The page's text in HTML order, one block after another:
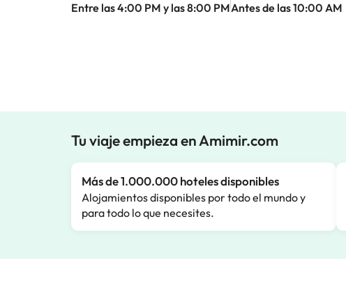
Entre las 4:00 PM y las 8:00 PMAntes de las 10:00 AM
Tu viaje empieza en Amimir.com
Más de 1.000.000 hoteles disponibles
Alojamientos disponibles por todo el mundo y
para todo lo que necesites.